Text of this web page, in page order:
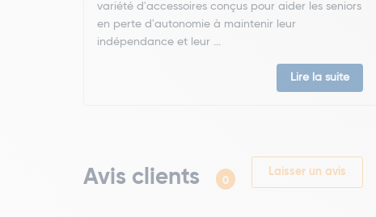
variété d'accessoires conçus pour aider les seniors
en perte d'autonomie à maintenir leur
indépendance et leur ...
Lire la suite
Avis clients 0
Laisser un avis